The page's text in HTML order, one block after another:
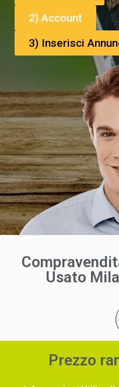
2) Account
3) Inserisci
Usato
Prezzo